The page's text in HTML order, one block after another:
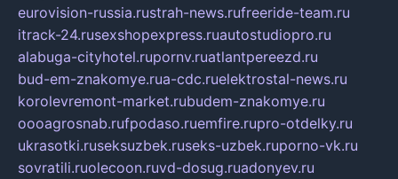
eurovision-russia.rustrah-news.rufreeride-team.ru
itrack-24.rusexshopexpress.ruautostudiopro.ru
alabuga-cityhotel.rupornv.ruatlantpereezd.ru
bud-em-znakomye.rua-cdc.ruelektrostal-news.ru
korolevremont-market.rubudem-znakomye.ru
oooagrosnab.rufpodaso.ruemfire.rupro-otdelky.ru
ukrasotki.ruseksuzbek.ruseks-uzbek.ruporno-vk.ru
sovratili.ruolecoon.ruvd-dosug.ruadonyev.ru